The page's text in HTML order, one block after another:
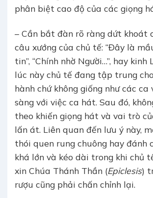
phân biệt cao độ của các giọng
– Cần bắt đàn rõ ràng dứt khoát
câu xướng của chủ tế: “Đây là
tin”, “Chính nhờ Người…”, hay kinh
lúc này chủ tế đang tập trung
hành chứ không giống như các ca
sàng với việc ca hát. Sau đó,
theo khiến giọng hát và vai trò
lấn át. Liên quan đến lưu ý này,
thói quen rung chuông hay đánh
khá lớn và kéo dài trong khi chủ
xin Chúa Thánh Thần (Epiclesis)
rượu cũng phải chấn chỉnh lại.